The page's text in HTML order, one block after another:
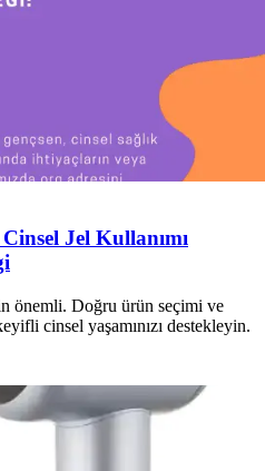
Jel Kullanımı
önemli. Doğru ürün seçimi ve
cinsel yaşamınızı destekleyin.